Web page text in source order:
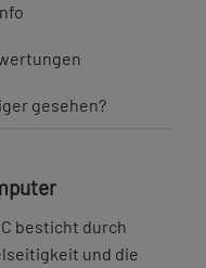
gesehen?
besticht durch
und die